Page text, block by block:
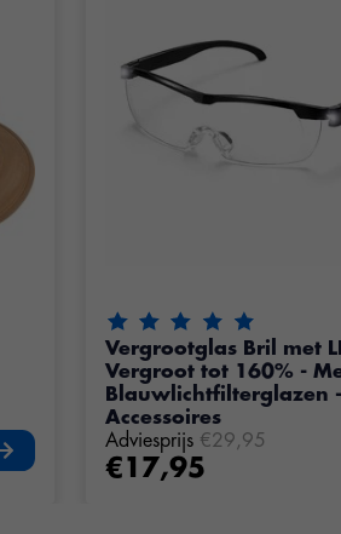
De beoordeling van dit
Vergrootglas Bril met
Vergroot tot 160% -
Blauwlichtfilterglazen
Accessoires
Adviesprijs €29,95
€17,95